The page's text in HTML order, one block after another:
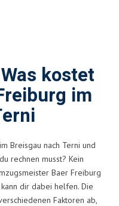
kostet
im
Breisgau nach Terni und
rechnen musst? Kein
Baer Freiburg
dir dabei helfen. Die
Faktoren ab,